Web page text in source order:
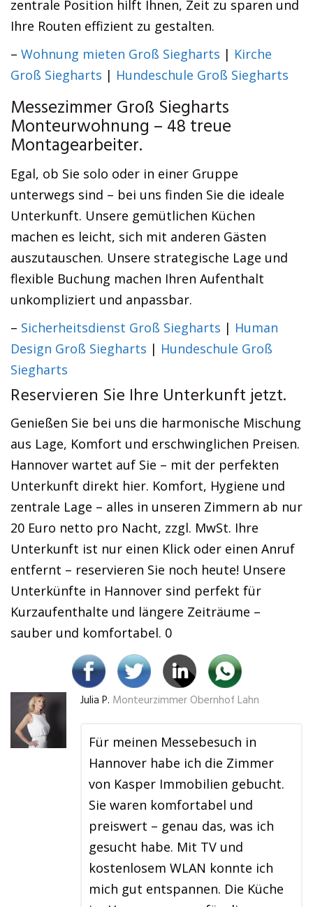
zentrale Position hilft Ihnen, Zeit zu sparen und
Ihre Routen effizient zu gestalten.
– Wohnung mieten Groß Siegharts | Kirche
Groß Siegharts | Hundeschule Groß Siegharts
Messezimmer Groß Siegharts
Monteurwohnung – 48 treue
Montagearbeiter.
Egal, ob Sie solo oder in einer Gruppe
unterwegs sind – bei uns finden Sie die ideale
Unterkunft. Unsere gemütlichen Küchen
machen es leicht, sich mit anderen Gästen
auszutauschen. Unsere strategische Lage und
flexible Buchung machen Ihren Aufenthalt
unkompliziert und anpassbar.
– Sicherheitsdienst Groß Siegharts | Human
Design Groß Siegharts | Hundeschule Groß
Siegharts
Reservieren Sie Ihre Unterkunft jetzt.
Genießen Sie bei uns die harmonische Mischung
aus Lage, Komfort und erschwinglichen Preisen.
Hannover wartet auf Sie – mit der perfekten
Unterkunft direkt hier. Komfort, Hygiene und
zentrale Lage – alles in unseren Zimmern ab nur
20 Euro netto pro Nacht, zzgl. MwSt. Ihre
Unterkunft ist nur einen Klick oder einen Anruf
entfernt – reservieren Sie noch heute! Unsere
Unterkünfte in Hannover sind perfekt für
Kurzaufenthalte und längere Zeiträume –
sauber und komfortabel. 0
Julia P. Monteurzimmer Obernhof Lahn
Für meinen Messebesuch in
Hannover habe ich die Zimmer
von Kasper Immobilien gebucht.
Sie waren komfortabel und
preiswert – genau das, was ich
gesucht habe. Mit TV und
kostenlosem WLAN konnte ich
mich gut entspannen. Die Küche